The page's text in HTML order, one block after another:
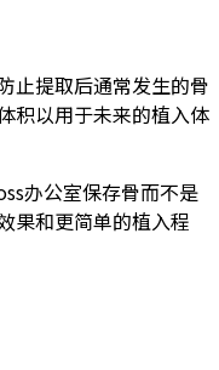
止提取后通常发生的骨
积以用于未来的植入体
办公室保存骨而不是
和更简单的植入程